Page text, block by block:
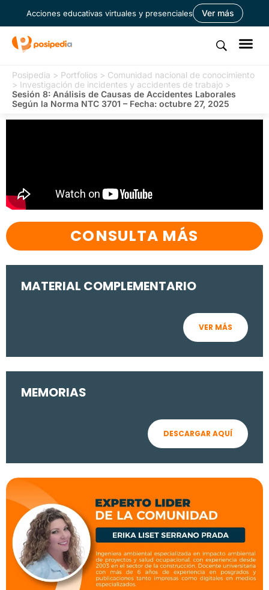
Acciones educativas virtuales y presenciales Ver más
Posipedia > Portfolios > Comunidad nacional de conocimiento
> Investigación de incidentes y accidentes de trabajo >
Sesión 8: Análisis de Causas de Accidentes Laborales
Según la Norma NTC 3701 – Fecha: octubre 27, 2025
CONSULTA MÁS
MATERIAL COMPLEMENTARIO
VER MÁS
MEMORIAS
DESCARGAR AQUÍ